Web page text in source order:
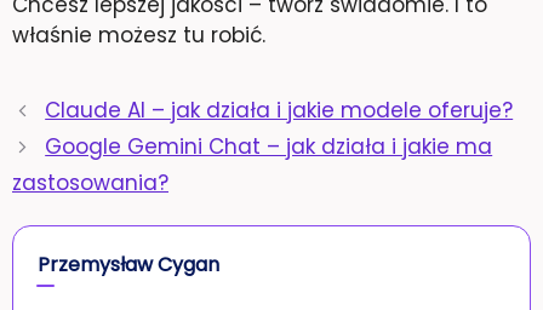
właśnie możesz tu robić.
Claude AI – jak działa i jakie modele oferuje?
Google Gemini Chat – jak działa i jakie ma
zastosowania?
Przemysław Cygan